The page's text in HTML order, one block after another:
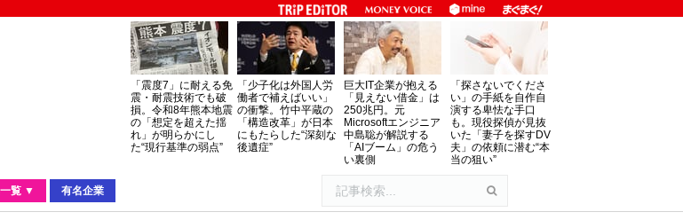
「震度7」に耐える免
震・耐震技術でも破
損。令和8年熊本地震
の「想定を超えた揺
れ」が明らかにし
た“現行基準の弱点”
「少子化は外国人労
働者で補えばいい」
の衝撃。竹中平蔵の
「構造改革」が日本
にもたらした“深刻な
後遺症”
巨大IT企業が抱える
「見えない借金」は
250兆円。元
Microsoftエンジニア
中島聡が解説する
「AIブーム」の危う
い裏側
「探さないでくださ
い」の手紙を自作自
演する卑怯な手口
も。現役探偵が見抜
いた「妻子を探すDV
夫」の依頼に潜む“本
当の狙い”
覧 ▼ 有名企業